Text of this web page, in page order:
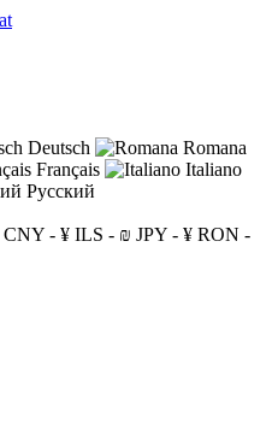
Deutsch
Romana
Français
Italiano
Русский
CNY - ¥ ILS - ₪ JPY - ¥ RON -